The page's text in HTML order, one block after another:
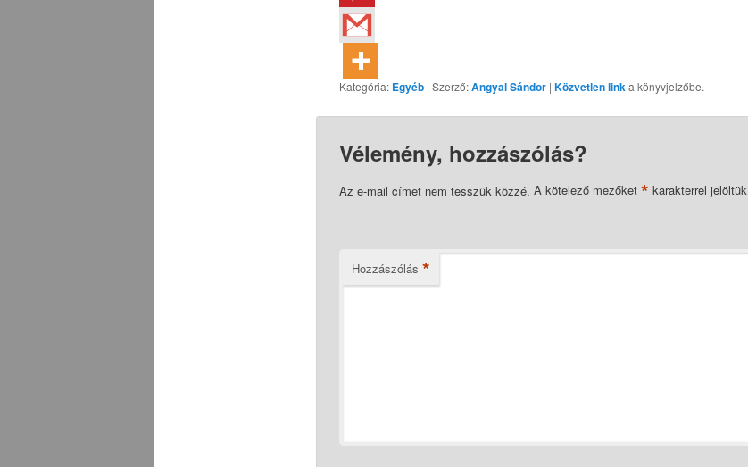
Kategória: Egyéb| Szerző:Angyal Sándor| Közvetlen linka könyvjelzőbe.
Vélemény, hozzászólás?
Az e-mail címet nem tesszük közzé. A kötelező mezőket * karakterrel jelöltük
Hozzászólás *